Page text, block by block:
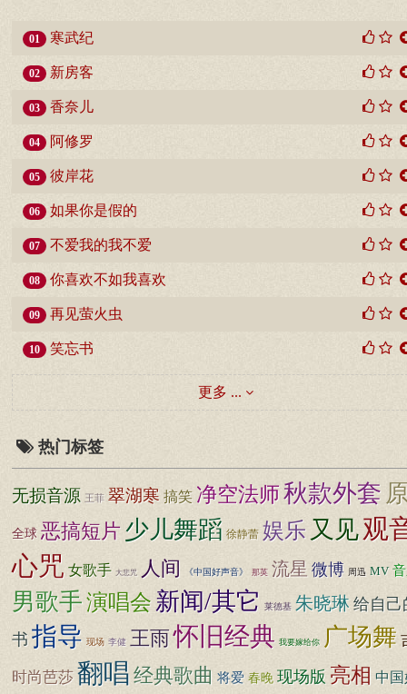
01 寒武纪
02 新房客
03 香奈儿
04 阿修罗
05 彼岸花
06 如果你是假的
07 不爱我的我不爱
08 你喜欢不如我喜欢
09 再见萤火虫
10 笑忘书
更多 ...
热门标签
无损音源 王菲 翠湖寒 搞笑 净空法师秋款外套
全球 恶搞短片 少儿舞蹈 徐静蕾 娱乐 又见观
心咒 女歌手 大悲咒 人间 《中国好声音》 那英 流星 微博 周迅 MV
男歌手演唱会新闻/其它 莱德基 朱晓琳 给自己
书 指导 现场 李健 王雨怀旧经典 我要嫁给你 广场舞
时尚芭莎 翻唱 经典歌曲 将爱 春晚 现场版 亮相 中